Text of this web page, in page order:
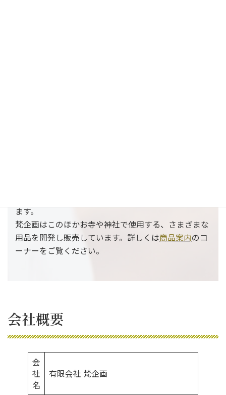
ます。
梵企画はこのほかお寺や神社で使用する、さまざまな
用品を開発し販売しています。詳しくは商品案内のコ
ーナーをご覧ください。
会社概要
会
社
名
有限会社 梵企画